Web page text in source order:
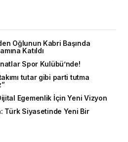
Oğlunun Kabri Başında
Katıldı
Spor Kulübü’nde!
tutar gibi parti tutma
Egemenlik İçin Yeni Vizyon
Türk Siyasetinde Yeni Bir